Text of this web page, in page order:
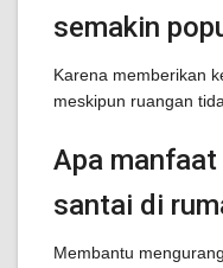
semakin
Karena memberikan
meskipun ruangan
Apa
santai di
Membantu